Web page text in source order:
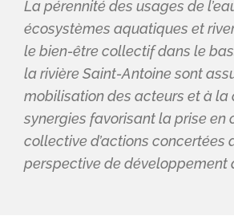
La pérennité des usages de
écosystèmes aquatiques et
le bien-être collectif dans le
la rivière Saint-Antoine sont
mobilisation des acteurs et à la
synergies favorisant la prise en
collective d’actions concertées
perspective de développement